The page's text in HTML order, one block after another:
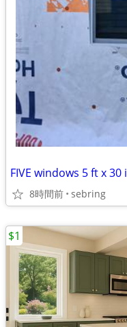
FIVE windows 5 ft x 30
8時間前 sebring
$1